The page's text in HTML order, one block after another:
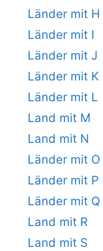
Länder mit H
Länder mit I
Länder mit J
Länder mit K
Länder mit L
Land mit M
Land mit N
Länder mit O
Länder mit P
Länder mit Q
Land mit R
Land mit S